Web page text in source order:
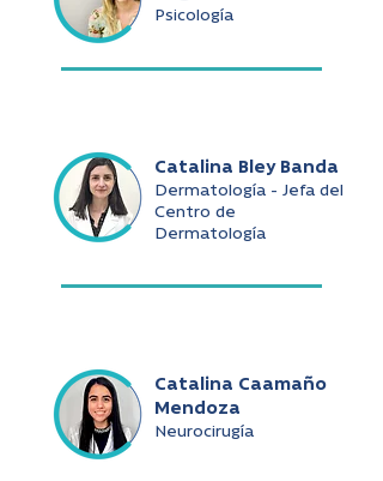
Psicología
Catalina Bley Banda
Dermatología - Jefa del
Centro de
Dermatología
Catalina Caamaño
Mendoza
Neurocirugía